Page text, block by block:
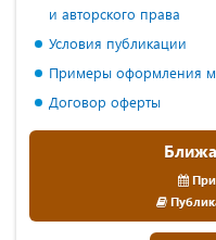
и авторского права
Условия публикации
Примеры оформления
Договор оферты